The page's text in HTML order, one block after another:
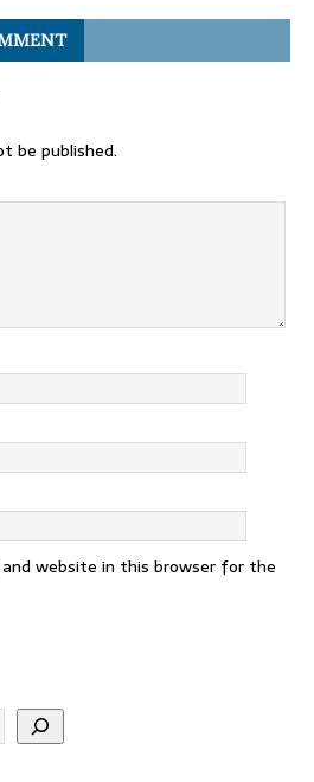
be published.
and website in this browser for the